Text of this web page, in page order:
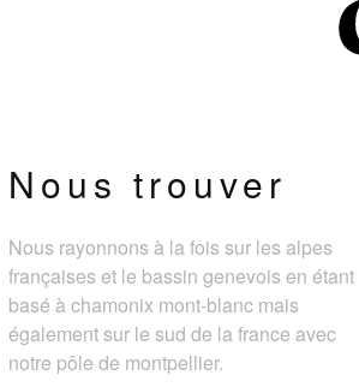
Nous trouver
Nous rayonnons à la fois sur les alpes
françaises et le bassin genevois en étant
basé à chamonix mont-blanc mais
également sur le sud de la france avec
notre pôle de montpellier.